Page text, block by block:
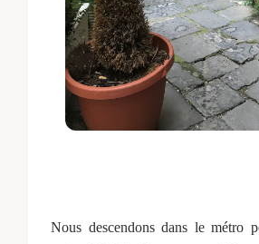
Nous descendons dans le métro